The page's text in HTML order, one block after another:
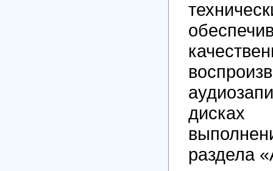
раздела